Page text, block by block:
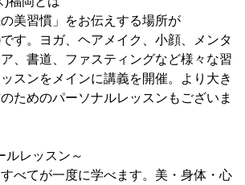
美習慣」をお伝えする場所が
す。ヨガ、ヘアメイク、小顔、メンタ
、書道、ファスティングなど様々な習
スンをメインに講義を開催。より大き
ためのパーソナルレッスンもございま
レッスン～
べてが一度に学べます。美・身体・心